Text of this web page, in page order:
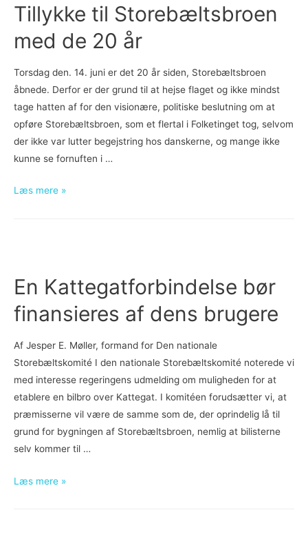
Tillykke til Storebæltsbroen
med de 20 år
Torsdag den. 14. juni er det 20 år siden, Storebæltsbroen
åbnede. Derfor er der grund til at hejse flaget og ikke mindst
tage hatten af for den visionære, politiske beslutning om at
opføre Storebæltsbroen, som et flertal i Folketinget tog, selvom
der ikke var lutter begejstring hos danskerne, og mange ikke
kunne se fornuften i …
Tillykke
år
Læs mere »
En Kattegatforbindelse bør
finansieres af dens brugere
Af Jesper E. Møller, formand for Den nationale
Storebæltskomité I den nationale Storebæltskomité noterede vi
med interesse regeringens udmelding om muligheden for at
etablere en bilbro over Kattegat. I komitéen forudsætter vi, at
præmisserne vil være de samme som de, der oprindelig lå til
grund for bygningen af Storebæltsbroen, nemlig at bilisterne
selv kommer til …
En
Læs mere »